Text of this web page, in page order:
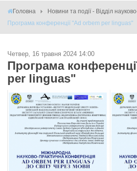
Головна
Новини та події - Відділ
Програма конференції "Ad orbem per linguas"
Четвер, 16 травня 2024 14:00
Програма
per linguas"